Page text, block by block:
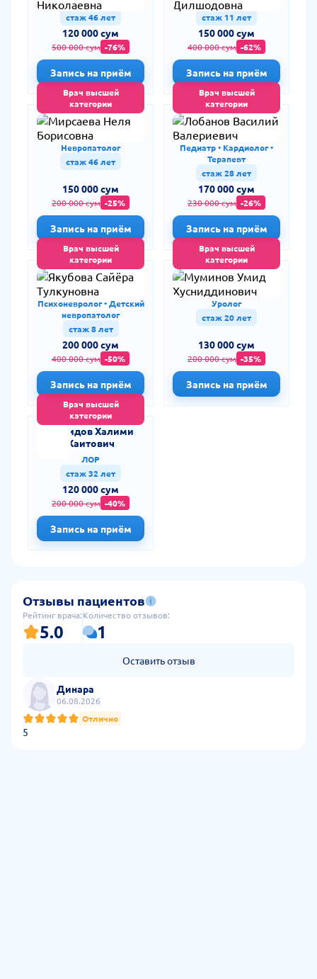
Дерматолог
стаж 46 лет
120 000 сум
500 000 сум -76%
Запись на приём
УЗД врач
стаж 11 лет
150 000 сум
400 000 сум -62%
Запись на приём
Врач высшей
категории
Мирсаева Неля
Борисовна
Невропатолог
стаж 46 лет
150 000 сум
200 000 сум -25%
Запись на приём
Врач высшей
категории
Лобанов Василий
Валериевич
Педиатр • Кардиолог •
Терапевт
стаж 28 лет
170 000 сум
230 000 сум -26%
Запись на приём
Врач высшей
категории
Якубова Сайёра
Тулкуновна
Психоневролог • Детский
невропатолог
стаж 8 лет
200 000 сум
400 000 сум -50%
Запись на приём
Врач высшей
категории
Муминов Умид
Хусниддинович
Уролог
стаж 20 лет
130 000 сум
200 000 сум -35%
Запись на приём
Врач высшей
категории
Рашидов Халими
Хаитович
ЛОР
стаж 32 лет
120 000 сум
200 000 сум -40%
Запись на приём
Отзывы пациентов
Рейтинг врача:
5.0
Количество отзывов:
1
Оставить отзыв
Динара
06.08.2026
Отлично
5